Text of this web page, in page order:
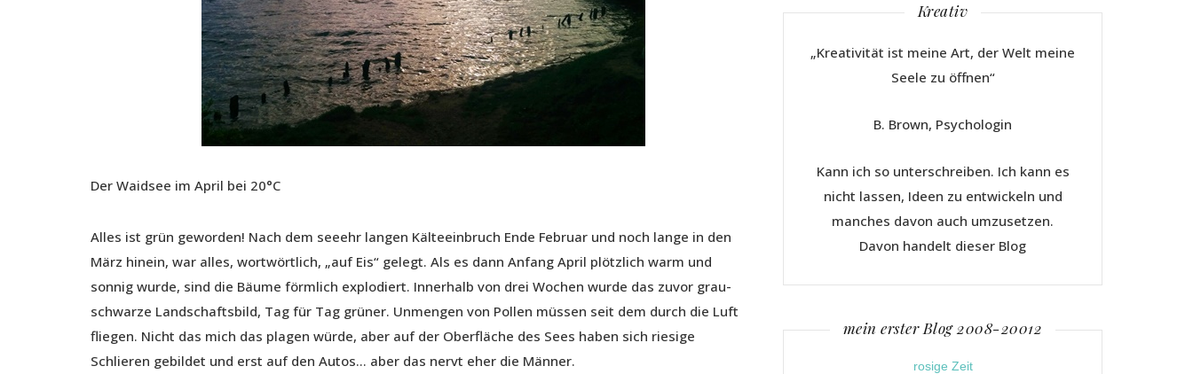
Der Waidsee im April bei 20°C
Alles ist grün geworden! Nach dem seeehr langen Kälteeinbruch Ende Februar und noch lange in den
März hinein, war alles, wortwörtlich, „auf Eis“ gelegt. Als es dann Anfang April plötzlich warm und
sonnig wurde, sind die Bäume förmlich explodiert. Innerhalb von drei Wochen wurde das zuvor grau-
schwarze Landschaftsbild, Tag für Tag grüner. Unmengen von Pollen müssen seit dem durch die Luft
fliegen. Nicht das mich das plagen würde, aber auf der Oberfläche des Sees haben sich riesige
Schlieren gebildet und erst auf den Autos… aber das nervt eher die Männer.
Kreativ
„Kreativität ist meine Art, der Welt meine
Seele zu öffnen“
B. Brown, Psychologin
Kann ich so unterschreiben. Ich kann es
nicht lassen, Ideen zu entwickeln und
manches davon auch umzusetzen.
Davon handelt dieser Blog
mein erster Blog 2008-20012
rosige Zeit